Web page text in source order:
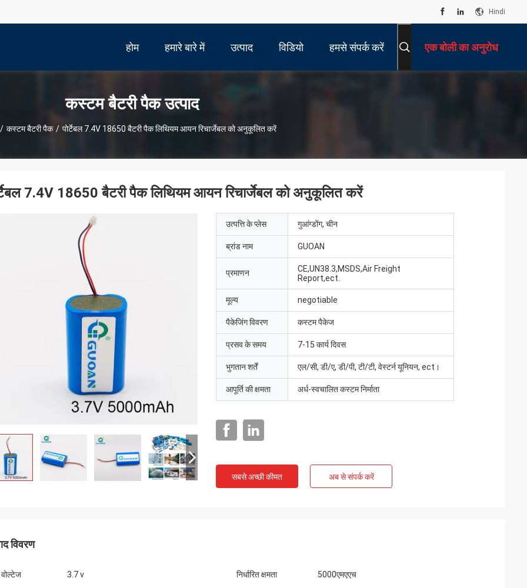
Hindi
होम हमारे बारे में उत्पाद विडियो हमसे संपर्क करें एक बोली का अनुरोध
कस्टम बैटरी पैक उत्पाद
/ कस्टम बैटरी पैक / पोर्टेबल 7.4V 18650 बैटरी पैक लिथियम आयन रिचार्जेबल को अनुकूलित करें
7.4V 18650 बैटरी पैक लिथियम आयन रिचार्जेबल को अनुकूलित करें
उत्पत्ति के प्लेस गुआंग्डोंग, चीन
ब्रांड नाम GUOAN
प्रमाणन
CE,UN38.3,MSDS,Air Freight
Report,ect.
मूल्य negotiable
पैकेजिंग विवरण कस्टम पैकेज
प्रसव के समय 7-15 कार्य दिवस
भुगतान शर्तें एल/सी, डी/ए, डी/पी, टी/टी, वेस्टर्न यूनियन, ect।
आपूर्ति की क्षमता अर्ध-स्वचालित कस्टम निर्माता
सबसे अच्छी कीमत अब से संपर्क करें
विवरण
3.7 v निर्धारित क्षमता 5000एमएएच